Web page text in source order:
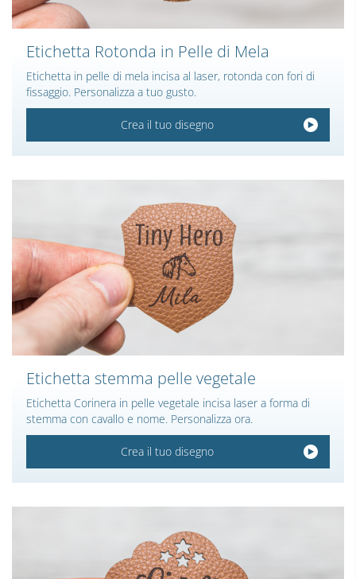
Etichetta Rotonda in Pelle di Mela
Etichetta in pelle di mela incisa al laser, rotonda con fori di
fissaggio. Personalizza a tuo gusto.
Crea il tuo disegno
Etichetta stemma pelle vegetale
Etichetta Corinera in pelle vegetale incisa laser a forma di
stemma con cavallo e nome. Personalizza ora.
Crea il tuo disegno